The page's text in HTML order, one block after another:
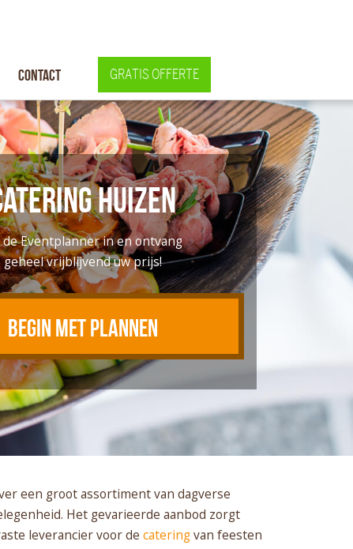
Contact GRATIS OFFERTE
Huizen
de Eventplanner in en ontvang
geheel vrijblijvend uw prijs!
BEGIN MET PLANNEN
een groot assortiment van dagverse
Het gevarieerde aanbod zorgt
leverancier voor de cateringvan feesten